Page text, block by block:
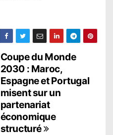
Coupe du Monde
2030 : Maroc,
Espagne et Portugal
misent sur un
partenariat
économique
structuré